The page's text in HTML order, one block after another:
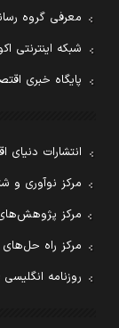
معرفی گروه
شبکه اینترنتی
پایگاه خبری
انتشارات دنیای
مرکز نوآوری و
مرکز
مرکز راه حل‌های
روزنامه انگلیسی Financial Tribune